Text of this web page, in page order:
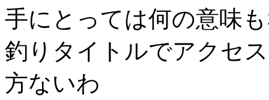
手にとっては何の意味
釣りタイトルでアクセ
方ないわ